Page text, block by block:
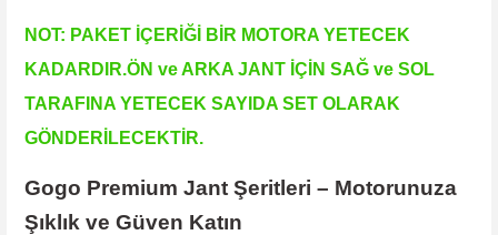
NOT: PAKET İÇERİĞİ BİR MOTORA YETECEK
KADARDIR.ÖN ve ARKA JANT İÇİN SAĞ ve SOL
TARAFINA YETECEK SAYIDA SET OLARAK
GÖNDERİLECEKTİR.
Gogo Premium Jant Şeritleri – Motorunuza
Şıklık ve Güven Katın